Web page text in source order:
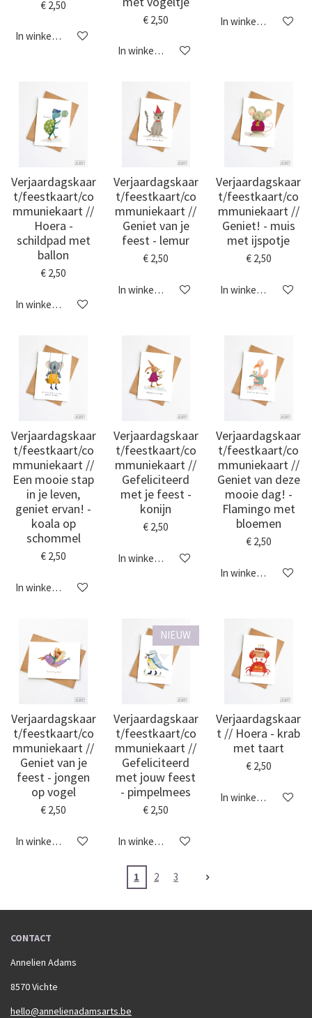
€ 2,50
In winkelwagen
€ 2,50
In winkelwagen
In winkelwagen
Verjaardagskaar
t/feestkaart/co
mmuniekaart //
Hoera -
schildpad met
ballon
€ 2,50
In winkelwagen
Verjaardagskaar
t/feestkaart/co
mmuniekaart //
Geniet van je
feest - lemur
€ 2,50
In winkelwagen
Verjaardagskaar
t/feestkaart/co
mmuniekaart //
Geniet! - muis
met ijspotje
€ 2,50
In winkelwagen
Verjaardagskaar
t/feestkaart/co
mmuniekaart //
Een mooie stap
in je leven,
geniet ervan! -
koala op
schommel
€ 2,50
In winkelwagen
Verjaardagskaar
t/feestkaart/co
mmuniekaart //
Gefeliciteerd
met je feest -
konijn
€ 2,50
In winkelwagen
Verjaardagskaar
t/feestkaart/co
mmuniekaart //
Geniet van deze
mooie dag! -
Flamingo met
bloemen
€ 2,50
In winkelwagen
Verjaardagskaar
t/feestkaart/co
mmuniekaart //
Geniet van je
feest - jongen
op vogel
€ 2,50
In winkelwagen
NIEUW
Verjaardagskaar
t/feestkaart/co
mmuniekaart //
Gefeliciteerd
met jouw feest
- pimpelmees
€ 2,50
In winkelwagen
Verjaardagskaar
t // Hoera - krab
met taart
€ 2,50
In winkelwagen
1 2 3
CONTACT
Annelien Adams
8570 Vichte
hello@annelienadamsarts.be